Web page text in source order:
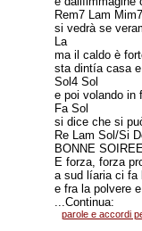
Rem7 Lam
si vedrà se
La
ma il caldo è
sta dintía casa
Sol4 Sol
e poi volando in
Fa Sol
si dice che si
Re Lam Sol/Si
BONNE
E forza, forza
a sud líaria ci fa
e fra la polvere
...Continua:
parole e accordi